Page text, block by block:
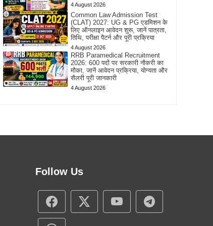
4 August 2026
Common Law Admission Test
(CLAT) 2027: UG & PG एडमिशन के
लिए ऑनलाइन आवेदन शुरू, जानें पात्रता,
तिथि, परीक्षा पैटर्न और पूरी प्रक्रिया
4 August 2026
RRB Paramedical Recruitment
2026: 600 पदों पर सरकारी नौकरी का
मौका, जानें आवेदन प्रक्रिया, योग्यता और
सैलरी पूरी जानकारी
4 August 2026
Follow Us